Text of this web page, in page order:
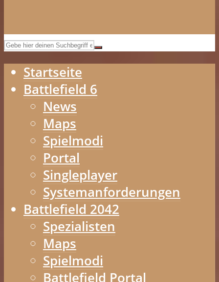
Startseite
Battlefield 6
News
Maps
Spielmodi
Portal
Singleplayer
Systemanforderungen
Battlefield 2042
Spezialisten
Maps
Spielmodi
Battlefield Portal